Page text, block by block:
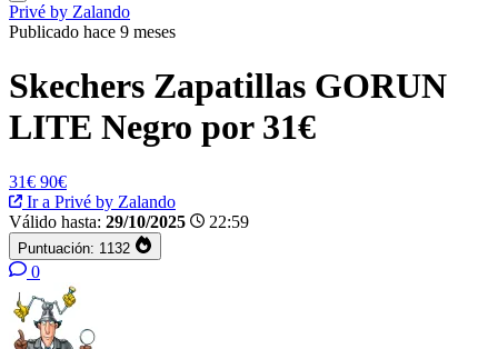
Privé by Zalando
Publicado hace 9 meses
Skechers Zapatillas GORUN
LITE Negro por 31€
31€ 90€
Ir a Privé by Zalando
Válido hasta: 29/10/2025 22:59
Puntuación: 1132
0